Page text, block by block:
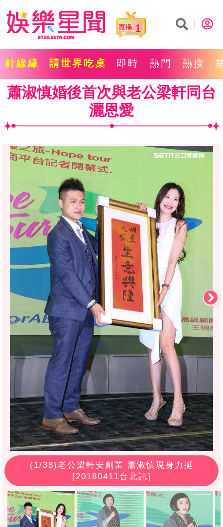
1
針線緣 請世界吃桌 即時 熱門 熱搜
蕭淑慎婚後首次與老公梁軒同台
灑恩愛
(1/38)老公梁軒安創業 蕭淑慎現身力挺
[20180411台北訊]